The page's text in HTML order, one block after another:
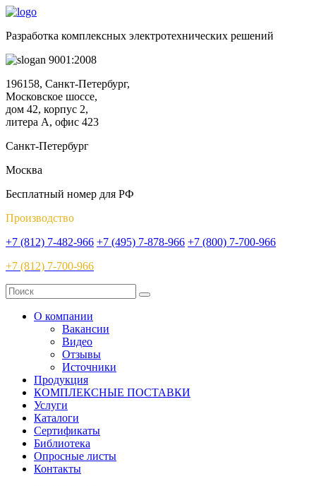
Разработка комплексных электротехнических решений
9001:2008
196158, Санкт-Петербург,
Московское шоссе,
дом 42, корпус 2,
литера А, офис 423
Санкт-Петербург
Москва
Бесплатный номер для РФ
Производство
+7 (812) 7-482-966 +7 (495) 7-878-966 +7 (800) 7-700-966
+7 (812) 7-700-966
О компании
Вакансии
Видео
Отзывы
Источники
Продукция
КОМПЛЕКСНЫЕ ПОСТАВКИ
Услуги
Каталоги
Сертификаты
Библиотека
Опросные листы
Контакты